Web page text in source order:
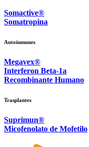
Somactive®
Somatropina
Autoinmunes
Megavex®
Interferon Beta-1a
Recombinante Humano
Trasplantes
Suprimun®
Micofenolato de Mofetilo